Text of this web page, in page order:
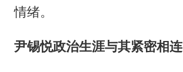
情绪。
尹锡悦政治生涯与其紧密相连